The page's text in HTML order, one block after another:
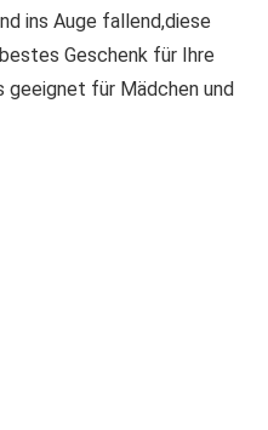
ins Auge fallend,diese
Geschenk für Ihre
geeignet für Mädchen und